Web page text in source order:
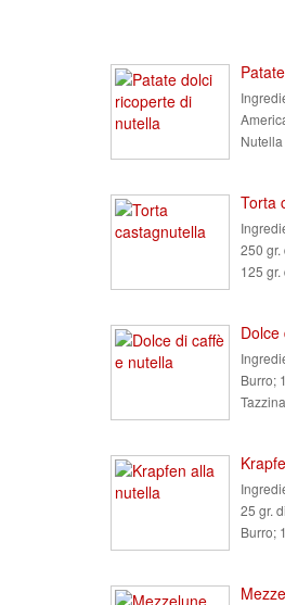
Nutella
Torta
250 gr.
125
Dolce
Burro;
25 gr.
Burro;